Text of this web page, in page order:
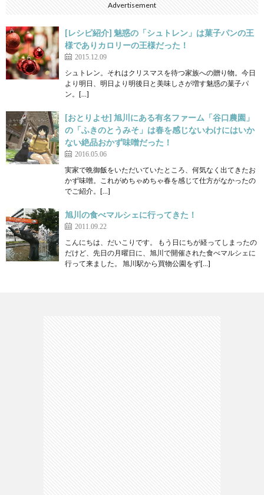
Advertisement
[レシピ紹介] 魅惑の「シュトレン」は菓子パンの王
様でありカロリーの王様だった！
2015.12.09
シュトレン。それはクリスマスを待つ家族への贈り物。今日
より明日、明日より明後日と美味しさが増す魅惑の菓子パ
ン。[…]
[おとりよせ] 旭川にある有名ファーム「谷口農園」
の「ふきのとうみそ」は春を感じないわけにはいか
ない絶品おかず味噌だった！
2016.05.06
実家で晩御飯をいただいていたところ、何気なく出てきたお
かず味噌。これがめちゃめちゃ春を感じて仕方がなかったの
でご紹介。[…]
旭川の食べマルシェに行ってきた！
2011.09.22
こんにちは、だいこりです。 もう日にちが経ってしまったの
だけど、先日の月曜日に、旭川で開催された食べマルシェに
行って来ました。 旭川駅から買物公園をず[…]